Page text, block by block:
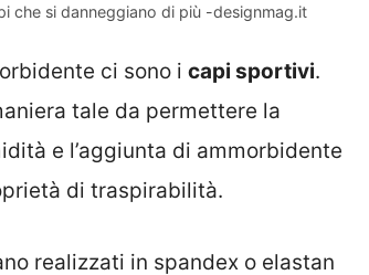
che si danneggiano di più -designmag.it
ci sono i capi sportivi.
tale da permettere la
e l’aggiunta di ammorbidente
di traspirabilità.
realizzati in spandex o elastan